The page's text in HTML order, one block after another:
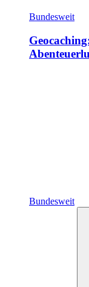
Bundesweit
Bundesweit